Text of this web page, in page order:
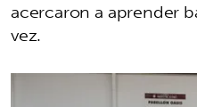
acercaron a aprender
vez.